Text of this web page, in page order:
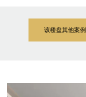
该楼盘其他案例